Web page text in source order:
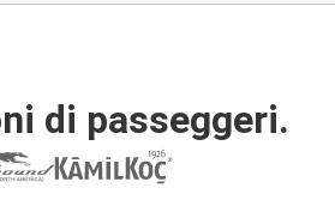
di passeggeri.